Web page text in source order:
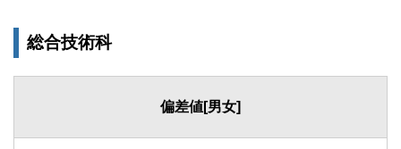
総合技術科
偏差値[男女]